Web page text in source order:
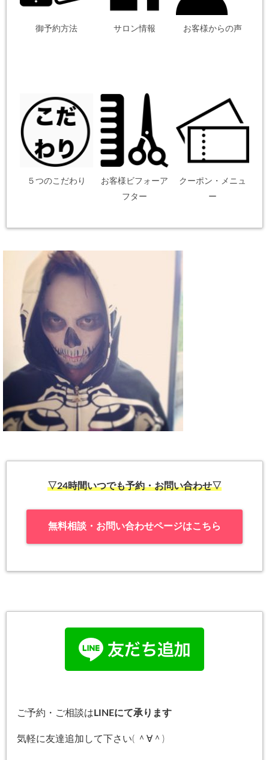
御予約方法 サロン情報 お客様からの声
５つのこだわり
お客様ビフォーア
フター
クーポン・メニュ
ー
▽24時間いつでも予約・お問い合わせ▽
無料相談・お問い合わせページはこちら
ご予約・ご相談は LINEにて承ります
気軽に友達追加して下さい( ＾∀＾)